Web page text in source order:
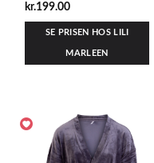
kr.199.00
SE PRISEN HOS LILI
MARLEEN